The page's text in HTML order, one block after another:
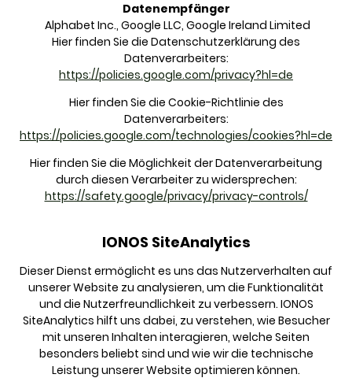
Datenempfänger
Alphabet Inc., Google LLC, Google Ireland Limited
Hier finden Sie die Datenschutzerklärung des
Datenverarbeiters:
https://policies.google.com/privacy?hl=de
Hier finden Sie die Cookie-Richtlinie des
Datenverarbeiters:
https://policies.google.com/technologies/cookies?hl=de
Hier finden Sie die Möglichkeit der Datenverarbeitung
durch diesen Verarbeiter zu widersprechen:
https://safety.google/privacy/privacy-controls/
IONOS SiteAnalytics
Dieser Dienst ermöglicht es uns das Nutzerverhalten auf
unserer Website zu analysieren, um die Funktionalität
und die Nutzerfreundlichkeit zu verbessern. IONOS
SiteAnalytics hilft uns dabei, zu verstehen, wie Besucher
mit unseren Inhalten interagieren, welche Seiten
besonders beliebt sind und wie wir die technische
Leistung unserer Website optimieren können.